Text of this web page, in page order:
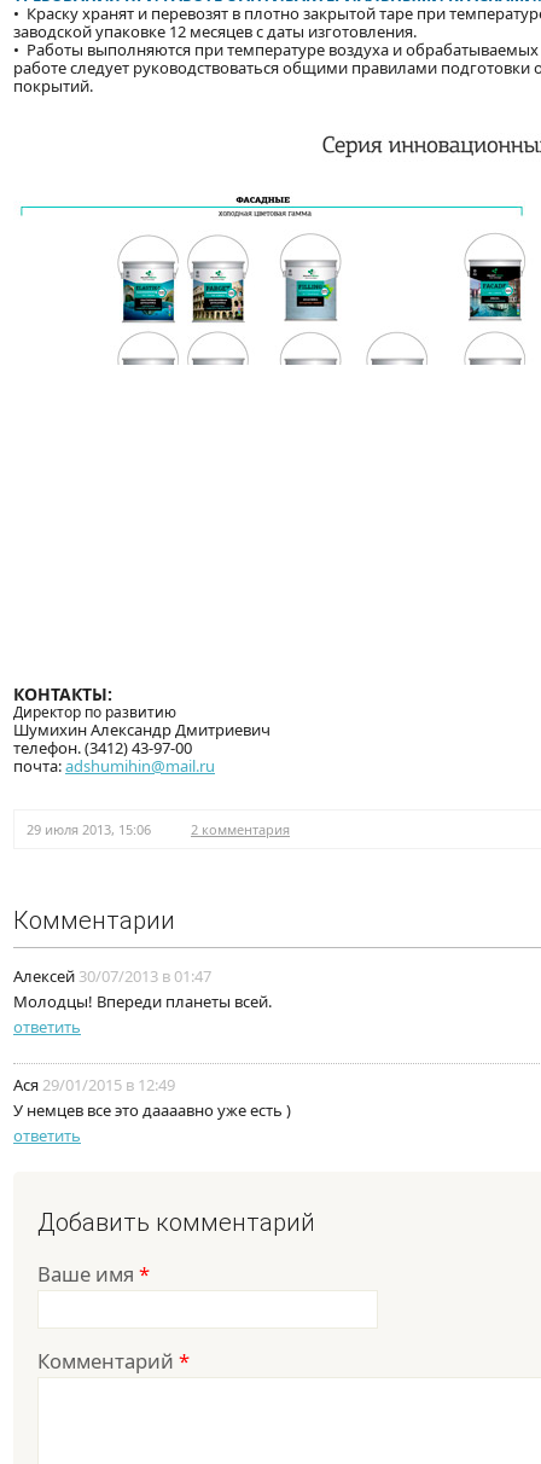
• Краску хранят и перевозят в плотно закрытой таре при
заводской упаковке 12 месяцев с даты изготовления.
• Работы выполняются при температуре воздуха и
работе следует руководствоваться общими правилами
покрытий.
КОНТАКТЫ:
Директор по развитию
Шумихин Александр Дмитриевич
телефон. (3412) 43-97-00
почта:adshumihin@mail.ru
29 июля 2013, 15:06 2 комментария
Комментарии
Алексей 30/07/2013 в 01:47
Молодцы! Впереди планеты всей.
ответить
Ася29/01/2015 в 12:49
У немцев все это даааавно уже есть )
ответить
Добавить комментарий
Ваше имя *
Комментарий *